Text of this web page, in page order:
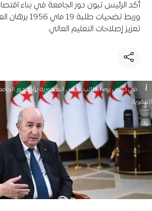
أكد الرئيس تبون دور الجامعة في بناء
وربط تضحيات طلبة
تعزيز إصلاحات التعليم العالي.
في ذكرى يوم الطالب.. رئيس الجمهورية يؤكد دور
التنموية